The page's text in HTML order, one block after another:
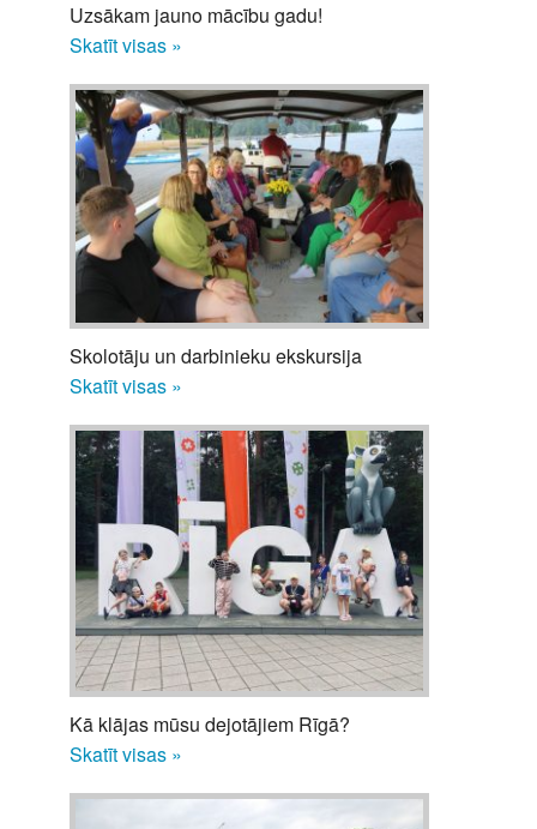
Uzsākam jauno mācību gadu!
Skatīt visas »
Skolotāju un darbinieku ekskursija
Skatīt visas »
Kā klājas mūsu dejotājiem Rīgā?
Skatīt visas »